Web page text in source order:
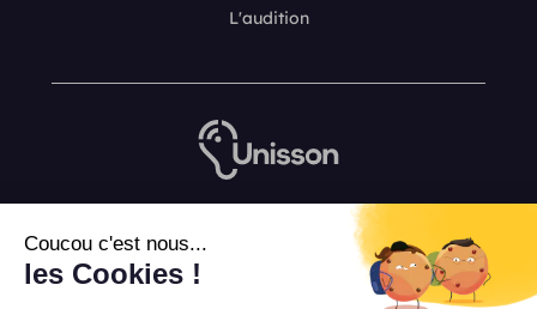
Coucou c'est nous...
les Cookies !
L'audition
L’équipe de rédaction Unisson